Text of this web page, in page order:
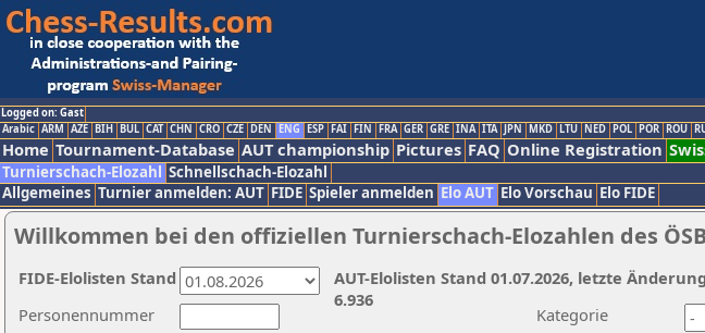
Logged on: Gast
Arabic ARM AZE BIH BUL CAT CHN CRO CZE DEN ENG ESP FAI FIN FRA GER GRE INA ITA JPN MKD LTU NED POL POR ROU
Home Tournament-Database AUT championship Pictures FAQ Online Registration
Turnierschach-Elozahl Schnellschach-Elozahl
Allgemeines Turnier anmelden: AUT FIDE Spieler anmelden Elo AUT Elo Vorschau Elo FIDE
Willkommen bei den offiziellen Turnierschach-Elozahlen des
Kategorie
Personennummer
AUT-Elolisten Stand 01.07.2026, letzte
6.936
FIDE-Elolisten Stand